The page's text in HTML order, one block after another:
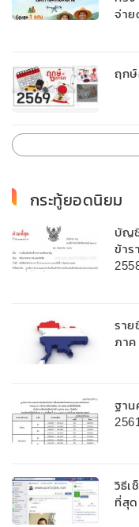
จ่าย
ฤก
กระทู้ยอดนิยม
บัญ
ข้า
ราย
ภาค
ฐาน
วิธีเ
ที่สุ